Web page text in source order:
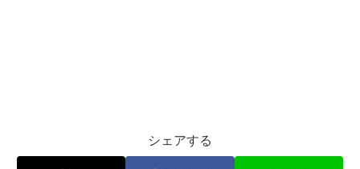
シェアする